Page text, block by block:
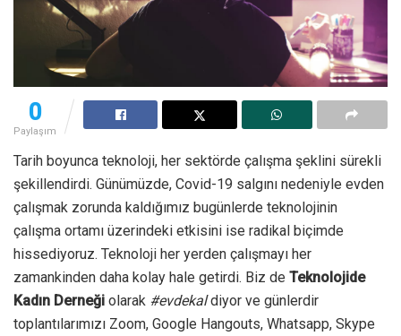
0
Paylaşım
Tarih boyunca teknoloji, her sektörde çalışma şeklini sürekli
şekillendirdi. Günümüzde, Covid-19 salgını nedeniyle evden
çalışmak zorunda kaldığımız bugünlerde teknolojinin
çalışma ortamı üzerindeki etkisini ise radikal biçimde
hissediyoruz. Teknoloji her yerden çalışmayı her
zamankinden daha kolay hale getirdi. Biz de Teknolojide
Kadın Derneği olarak #evdekaldiyor ve günlerdir
toplantılarımızı Zoom, Google Hangouts, Whatsapp, Skype